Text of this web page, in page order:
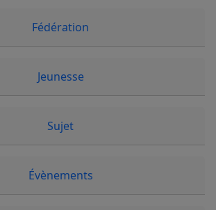
Fédération
Jeunesse
Sujet
Évènements